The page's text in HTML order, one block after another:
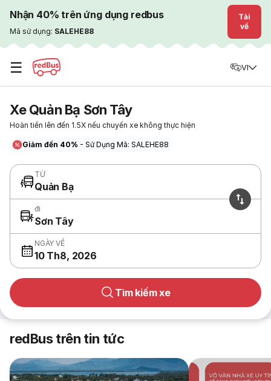
Nhận 40% trên ứng dụng redbus
Mã sử dụng: SALEHE88
Tải
về
☰ VI
Xe Quản Bạ Sơn Tây
Hoàn tiền lên đến 1.5X nếu chuyến xe không thực hiện
Giảm đến 40% - Sử Dụng Mã: SALEHE88
TỪ
Quản Bạ
đi
Sơn Tây
NGÀY VỀ
10 Th8, 2026
Tìm kiếm xe
redBus trên tin tức